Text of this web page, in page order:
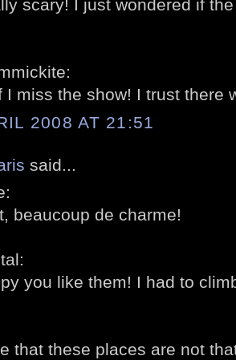
scary! I just wondered if
I miss the show! I trust there
2008 AT 21:51
said...
beaucoup de charme!
you like them! I had to
that these places are not